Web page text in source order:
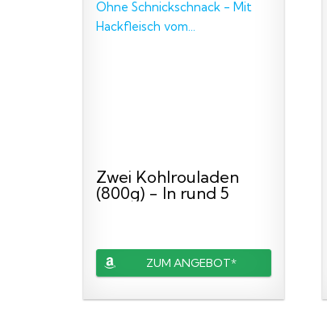
Zwei Kohlrouladen
(800g) - In rund 5
ZUM ANGEBOT*